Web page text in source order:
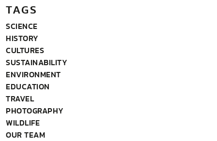
TAGS
SCIENCE
HISTORY
CULTURES
SUSTAINABILITY
ENVIRONMENT
EDUCATION
TRAVEL
PHOTOGRAPHY
WILDLIFE
OUR TEAM